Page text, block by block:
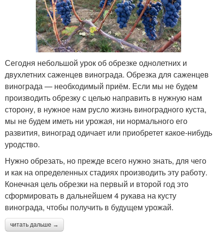
Сегодня небольшой урок об обрезке однолетних и
двухлетних саженцев винограда. Обрезка для саженцев
винограда — необходимый приём. Если мы не будем
производить обрезку с целью направить в нужную нам
сторону, в нужное нам русло жизнь виноградного куста,
мы не будем иметь ни урожая, ни нормального его
развития, виноград одичает или приобретет какое-нибудь
уродство.
Нужно обрезать, но прежде всего нужно знать, для чего
и как на определенных стадиях производить эту работу.
Конечная цель обрезки на первый и второй год это
сформировать в дальнейшем 4 рукава на кусту
винограда, чтобы получить в будущем урожай.
читать дальше →